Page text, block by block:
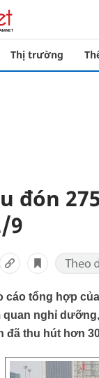
Thị trường
đón
9
cáo tổng hợp
quan nghỉ
đã thu hút hơn